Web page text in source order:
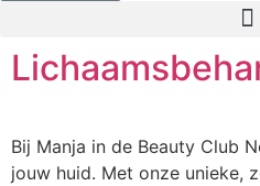
Bij Manja in de Beauty Club
jouw huid. Met onze unieke,